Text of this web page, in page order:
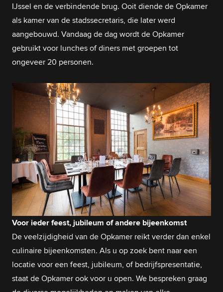
IJssel en de verbindende brug. Ooit diende de Opkamer
als kamer van de stadssecretaris, die later werd
aangebouwd. Vandaag de dag wordt de Opkamer
gebruikt voor lunches of diners met groepen tot
ongeveer 20 personen.
Voor ieder feest, jubileum of andere bijeenkomst
De veelzijdigheid van de Opkamer reikt verder dan enkel
culinaire bijeenkomsten. Als u op zoek bent naar een
locatie voor een feest, jubileum, of bedrijfspresentatie,
staat de Opkamer ook voor u open. We bespreken graag